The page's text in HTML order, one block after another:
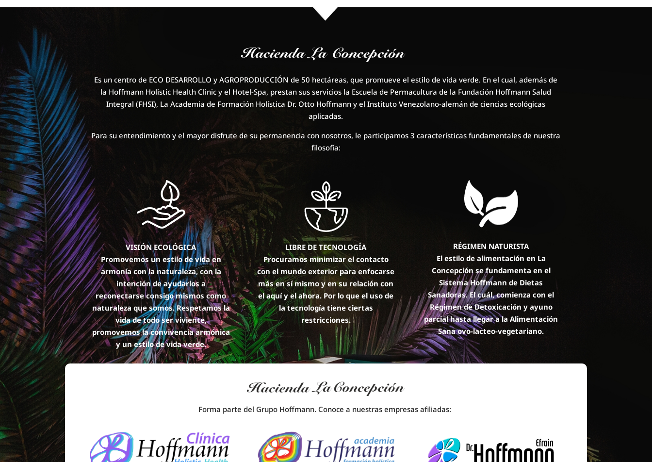
Es un centro de ECO DESARROLLO y AGROPRODUCCIÓN de 50 hectáreas, que promueve el estilo de vida verde. En el cual, además de
la Hoffmann Holistic Health Clinic y el Hotel-Spa, prestan sus servicios la Escuela de Permacultura de la Fundación Hoffmann Salud
Integral (FHSI), La Academia de Formación Holística Dr. Otto Hoffmann y el Instituto Venezolano-alemán de ciencias ecológicas
aplicadas.
Para su entendimiento y el mayor disfrute de su permanencia con nosotros, le participamos 3 características fundamentales de nuestra
filosofía:
VISIÓN ECOLÓGICA
Promovemos un estilo de vida en
armonía con la naturaleza, con la
intención de ayudarlos a
reconectarse consigo mismos como
naturaleza que somos. Respetamos la
vida de todo ser viviente,
promovemos la convivencia armónica
y un estilo de vida verde.
LIBRE DE TECNOLOGÍA
Procuramos minimizar el contacto
con el mundo exterior para enfocarse
más en sí mismo y en su relación con
el aquí y el ahora. Por lo que el uso de
la tecnología tiene ciertas
restricciones.
RÉGIMEN NATURISTA
El estilo de alimentación en La
Concepción se fundamenta en el
Sistema Hoffmann de Dietas
Sanadoras. El cuál, comienza con el
Régimen de Detoxicación y ayuno
parcial hasta llegar a la Alimentación
Sana ovo-lacteo-vegetariano.
Forma parte del Grupo Hoffmann. Conoce a nuestras empresas afiliadas: